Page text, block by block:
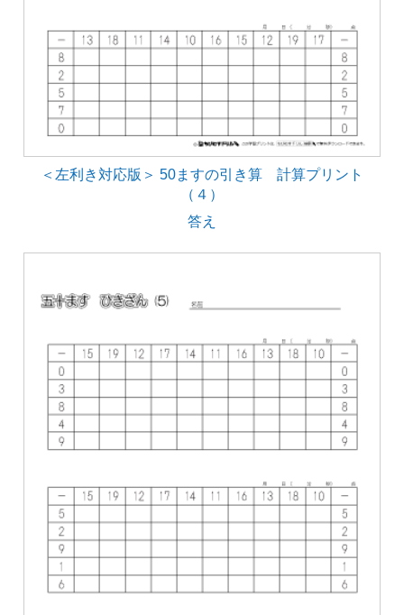
＜左利き対応版＞ 50ますの引き算 計算プリント
（４）
答え